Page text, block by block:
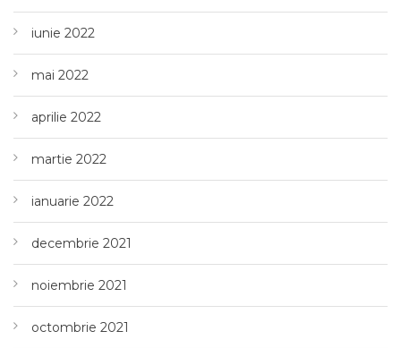
iunie 2022
mai 2022
aprilie 2022
martie 2022
ianuarie 2022
decembrie 2021
noiembrie 2021
octombrie 2021